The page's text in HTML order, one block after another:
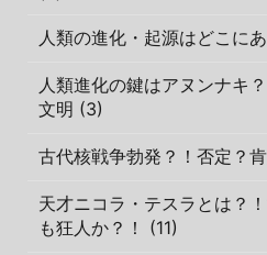
人類の進化・起源はどこに
人類進化の鍵はアヌンナキ
文明 (3)
古代核戦争勃発？！否定？
天才ニコラ・テスラとは？
も狂人か？！ (11)